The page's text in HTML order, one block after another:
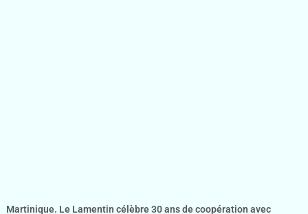
Martinique. Le Lamentin célèbre 30 ans de coopération avec